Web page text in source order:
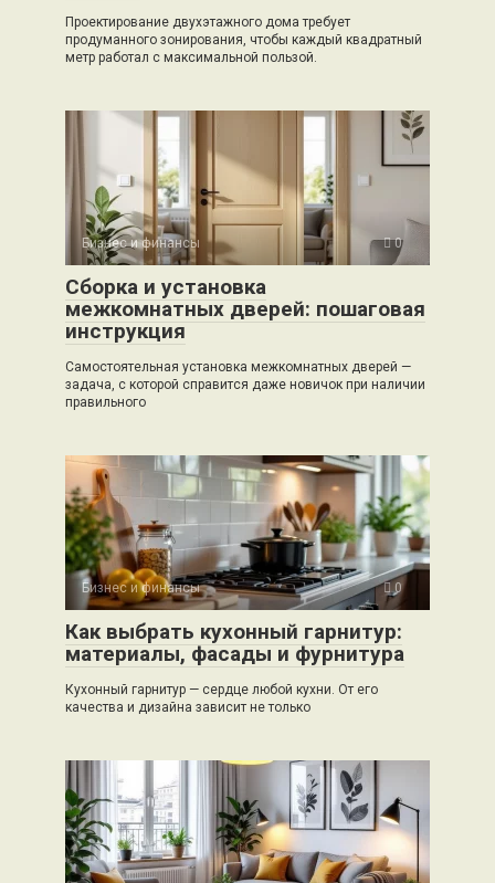
Проектирование двухэтажного дома требует
продуманного зонирования, чтобы каждый квадратный
метр работал с максимальной пользой.
Бизнес и финансы 0
Сборка и установка
межкомнатных дверей: пошаговая
инструкция
Самостоятельная установка межкомнатных дверей —
задача, с которой справится даже новичок при наличии
правильного
Бизнес и финансы 0
Как выбрать кухонный гарнитур:
материалы, фасады и фурнитура
Кухонный гарнитур — сердце любой кухни. От его
качества и дизайна зависит не только